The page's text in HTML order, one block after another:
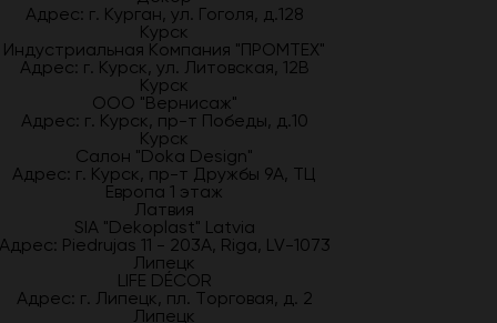
Адрес: г. Курган, ул. Гоголя, д.128
Курск
Индустриальная Компания "ПРОМТЕХ"
Адрес: г. Курск, ул. Литовская, 12В
Курск
ООО "Вернисаж"
Адрес: г. Курск, пр-т Победы, д.10
Курск
Салон "Doka Design"
Адрес: г. Курск, пр-т Дружбы 9А, ТЦ
Европа 1 этаж
Латвия
SIA "Dekoplast" Latvia
Piedrujas 11 - 203A, Riga, LV-1073
Липецк
LIFE DÉCOR
Адрес: г. Липецк, пл. Торговая, д. 2
Липецк